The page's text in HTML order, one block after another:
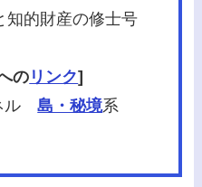
知的財産の修士号
のリンク]
ル島・秘境系